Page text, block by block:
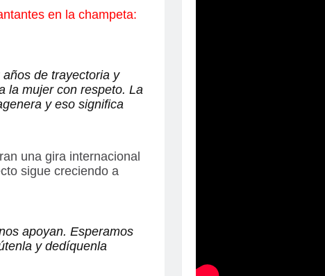
en la champeta:
de trayectoria y
la mujer con respeto. La
y eso significa
una gira internacional
sigue creciendo a
apoyan. Esperamos
y dedíquenla